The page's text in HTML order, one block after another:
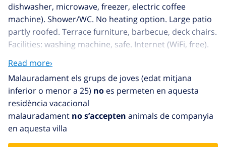
dishwasher, microwave, freezer, electric coffee
machine). Shower/WC. No heating option. Large patio
partly roofed. Terrace furniture, barbecue, deck chairs.
Facilities: washing machine, safe. Internet (WiFi, free).
Parking. Please note: suitable for families. Non-
smoking house. TV only EN. AT-451771-A // Reg. Nr.:
ESFCTU00000303800071174600000000000000000AT-
451771-A5
Read more›
Malauradament els grups de joves (edat mitjana
inferior o menor a 25) no es permeten en aquesta
residència vacacional
malauradament no s’accepten animals de companyia
en aquesta villa